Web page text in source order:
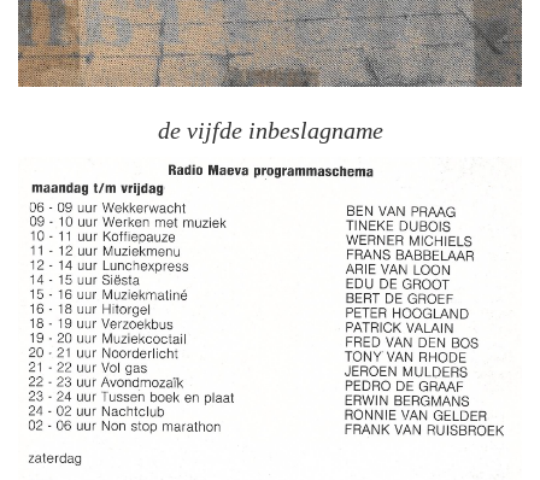
de vijfde inbeslagname